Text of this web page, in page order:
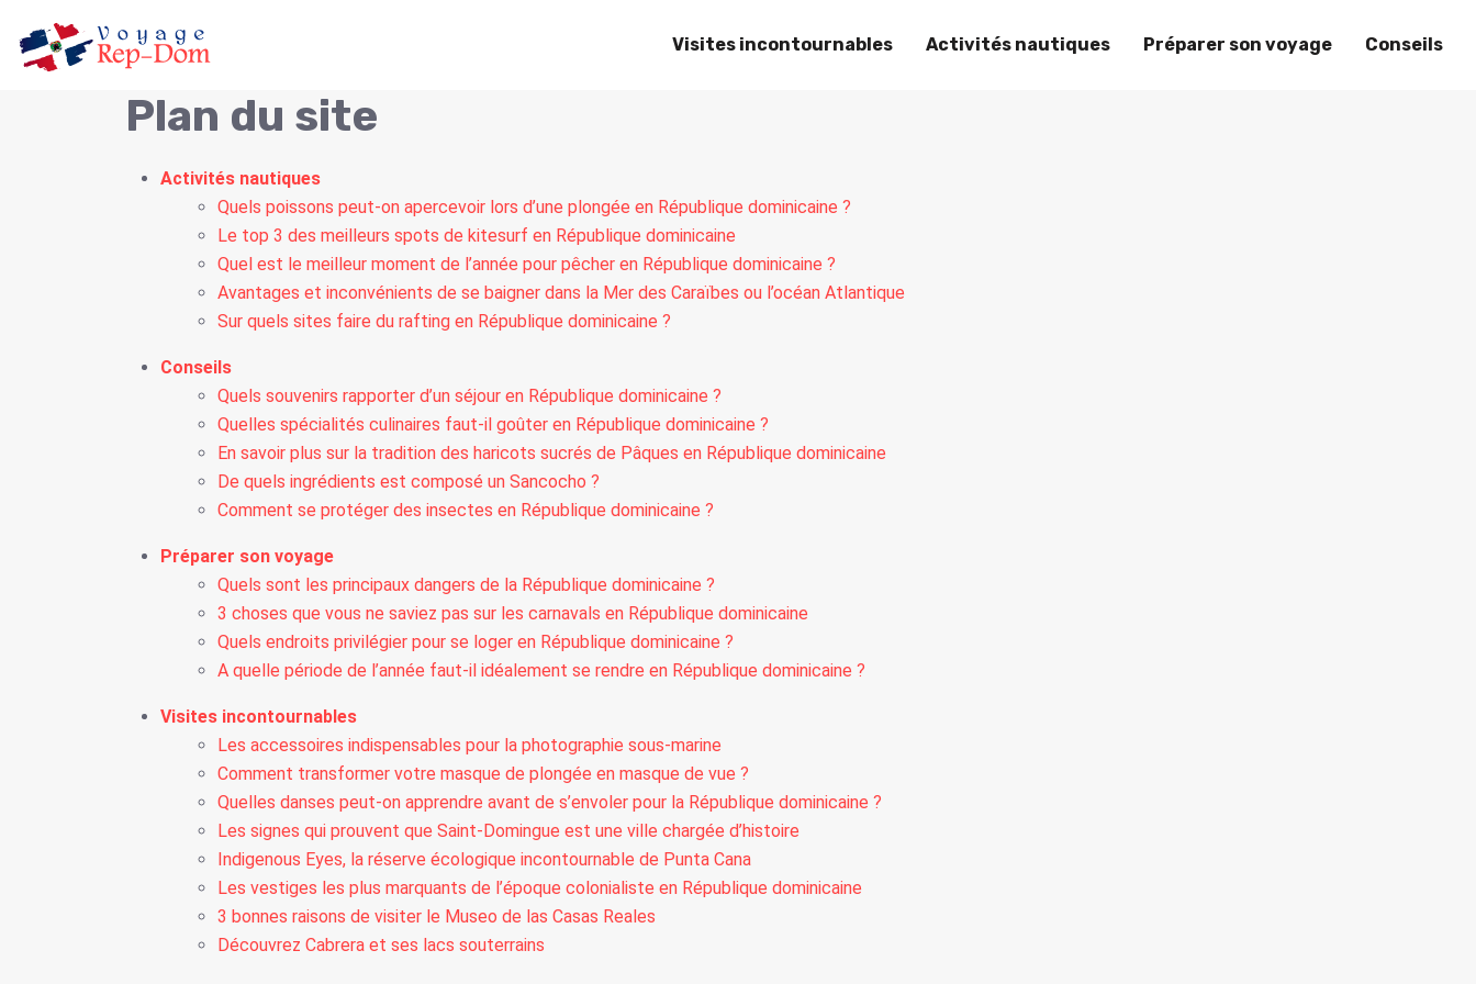
Visites incontournables Activités nautiques Préparer son voyage Conseils
Plan du site
Activités nautiques
Quels poissons peut-on apercevoir lors d’une plongée en République dominicaine ?
Le top 3 des meilleurs spots de kitesurf en République dominicaine
Quel est le meilleur moment de l’année pour pêcher en République dominicaine ?
Avantages et inconvénients de se baigner dans la Mer des Caraïbes ou l’océan Atlantique
Sur quels sites faire du rafting en République dominicaine ?
Conseils
Quels souvenirs rapporter d’un séjour en République dominicaine ?
Quelles spécialités culinaires faut-il goûter en République dominicaine ?
En savoir plus sur la tradition des haricots sucrés de Pâques en République dominicaine
De quels ingrédients est composé un Sancocho ?
Comment se protéger des insectes en République dominicaine ?
Préparer son voyage
Quels sont les principaux dangers de la République dominicaine ?
3 choses que vous ne saviez pas sur les carnavals en République dominicaine
Quels endroits privilégier pour se loger en République dominicaine ?
A quelle période de l’année faut-il idéalement se rendre en République dominicaine ?
Visites incontournables
Les accessoires indispensables pour la photographie sous-marine
Comment transformer votre masque de plongée en masque de vue ?
Quelles danses peut-on apprendre avant de s’envoler pour la République dominicaine ?
Les signes qui prouvent que Saint-Domingue est une ville chargée d’histoire
Indigenous Eyes, la réserve écologique incontournable de Punta Cana
Les vestiges les plus marquants de l’époque colonialiste en République dominicaine
3 bonnes raisons de visiter le Museo de las Casas Reales
Découvrez Cabrera et ses lacs souterrains